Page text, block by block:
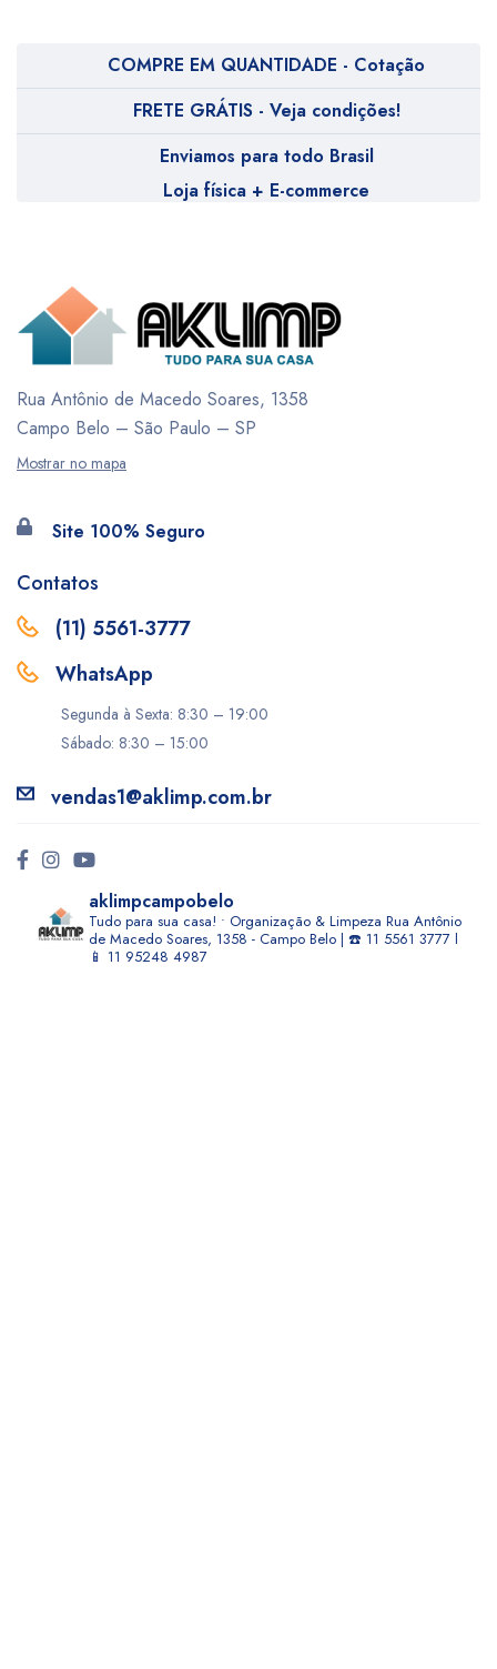
COMPRE EM QUANTIDADE - Cotação
FRETE GRÁTIS - Veja condições!
Enviamos para todo Brasil
Loja física + E-commerce
Rua Antônio de Macedo Soares, 1358
Campo Belo – São Paulo – SP
Mostrar no mapa
Site 100% Seguro
Contatos
(11) 5561-3777
WhatsApp
Segunda à Sexta: 8:30 – 19:00
Sábado: 8:30 – 15:00
vendas1@aklimp.com.br
aklimpcampobelo
Tudo para sua casa! • Organização & Limpeza Rua Antônio
de Macedo Soares, 1358 - Campo Belo | ☎️ 11 5561 3777 l
📱 11 95248 4987